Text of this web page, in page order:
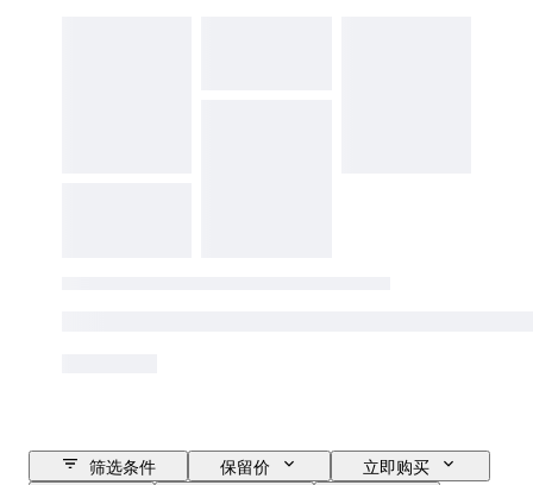
筛选条件 保留价
立即购买